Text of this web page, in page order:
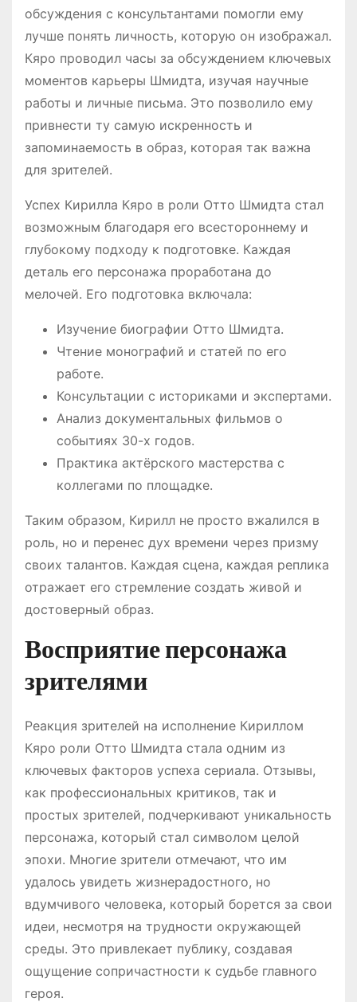
обсуждения с консультантами помогли ему
лучше понять личность, которую он изображал.
Кяро проводил часы за обсуждением ключевых
моментов карьеры Шмидта, изучая научные
работы и личные письма. Это позволило ему
привнести ту самую искренность и
запоминаемость в образ, которая так важна
для зрителей.
Успех Кирилла Кяро в роли Отто Шмидта стал
возможным благодаря его всестороннему и
глубокому подходу к подготовке. Каждая
деталь его персонажа проработана до
мелочей. Его подготовка включала:
Изучение биографии Отто Шмидта.
Чтение монографий и статей по его
работе.
Консультации с историками и экспертами.
Анализ документальных фильмов о
событиях 30-х годов.
Практика актёрского мастерства с
коллегами по площадке.
Таким образом, Кирилл не просто вжалился в
роль, но и перенес дух времени через призму
своих талантов. Каждая сцена, каждая реплика
отражает его стремление создать живой и
достоверный образ.
Восприятие персонажа
зрителями
Реакция зрителей на исполнение Кириллом
Кяро роли Отто Шмидта стала одним из
ключевых факторов успеха сериала. Отзывы,
как профессиональных критиков, так и
простых зрителей, подчеркивают уникальность
персонажа, который стал символом целой
эпохи. Многие зрители отмечают, что им
удалось увидеть жизнерадостного, но
вдумчивого человека, который борется за свои
идеи, несмотря на трудности окружающей
среды. Это привлекает публику, создавая
ощущение сопричастности к судьбе главного
героя.